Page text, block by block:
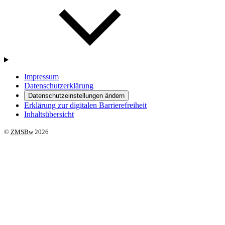
Impressum
Datenschutzerklärung
Datenschutzeinstellungen ändern
Erklärung zur digitalen Barrierefreiheit
Inhaltsübersicht
© ZMSBw2026